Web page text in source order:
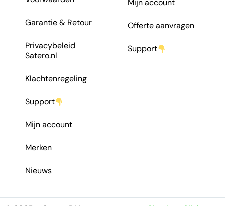
Garantie & Retour
Privacybeleid
Satero.nl
Klachtenregeling
Support
Mijn account
Merken
Nieuws
Mijn account
Offerte aanvragen
Support